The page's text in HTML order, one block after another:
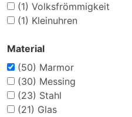
(1) Volksfrömmigkeit
(1) Kleinuhren
Material
(50) Marmor
(30) Messing
(23) Stahl
(21) Glas